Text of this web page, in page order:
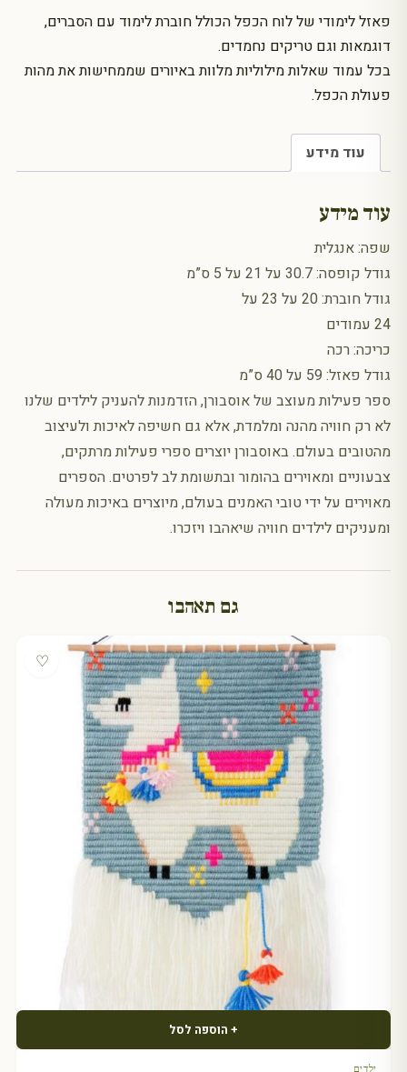
פאזל לימודי של לוח הכפל הכולל חוברת לימוד עם הסברים,
דוגמאות וגם טריקים נחמדים.
בכל עמוד שאלות מילוליות מלוות באיורים שממחישות את מהות
פעולת הכפל.
הכפל
עוד מידע
עוד מידע
שפה: אנגלית
גודל קופסה: 30.7 על 21 על 5 ס”מ
גודל חוברת: 20 על 23 על
24 עמודים
כריכה: רכה
גודל פאזל: 59 על 40 ס”מ
ספר פעילות מעוצב של אוסבורן, הזדמנות להעניק לילדים שלנו
לא רק חוויה מהנה ומלמדת, אלא גם חשיפה לאיכות ולעיצוב
מהטובים בעולם. באוסבורן יוצרים ספרי פעילות מרתקים,
צבעוניים ומאוירים בהומור ובתשומת לב לפרטים. הספרים
מאוירים על ידי טובי האמנים בעולם, מיוצרים באיכות מעולה
ומעניקים לילדים חוויה שיאהבו ויזכרו.
גם תאהבו
♡
+ הוספה לסל
ילדים